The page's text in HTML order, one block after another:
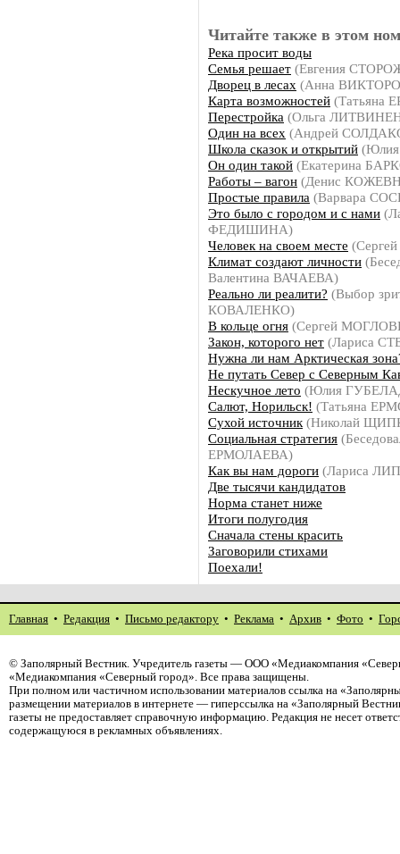
Читайте также в этом
Река просит воды
Семья решает (Евгения
Дворец в лесах (Анна
Карта возможностей (Татьяна
Перестройка (Ольга
Один на всех (Андрей
Школа сказок и открытий
Он один такой (Екатерина
Работы – вагон (Денис
Простые правила (Варвара
Это было с городом и с нами
ФЕДИШИНА)
Человек на своем месте
Климат создают личности
Валентина ВАЧАЕВА)
Реально ли реалити? (Выбор
КОВАЛЕНКО)
В кольце огня (Сергей
Закон, которого нет (Лариса
Нужна ли нам Арктическая
Не путать Север с Северным
Нескучное лето (Юлия
Салют, Норильск! (Татьяна
Сухой источник (Николай
Социальная стратегия
ЕРМОЛАЕВА)
Как вы нам дороги (Лариса
Две тысячи кандидатов
Норма станет ниже
Итоги полугодия
Сначала стены красить
Заговорили стихами
Поехали!
Главная • Редакция • Письмо редактору • Реклама • Архив • Фото •
© Заполярный Вестник. Учредитель газеты — ООО «Медиакомпания
«Медиакомпания «Северный город». Все права защищены.
При полном или частичном использовании материалов ссылка на
размещении материалов в интернете — гиперссылка на «Заполярный
газеты не предоставляет справочную информацию. Редакция не несет
содержащуюся в рекламных объявлениях.